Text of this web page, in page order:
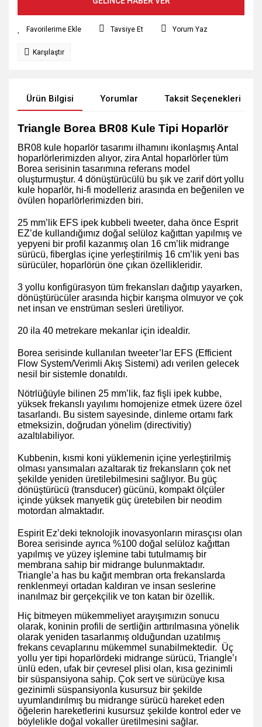
Tavsiye Et Yorum Yaz
Karşılaştır
Ürün Bilgisi Yorumlar Taksit Seçenekleri
Triangle Borea BR08 Kule Tipi Hoparlör
BR08 kule hoparlör tasarımı ilhamını ikonlaşmış Antal
hoparlörlerimizden alıyor, zira Antal hoparlörler tüm
Borea serisinin tasarımına referans model
oluşturmuştur. 4 dönüştürücülü bu şık ve zarif dört yollu
kule hoparlör, hi-fi modelleriz arasında en beğenilen ve
övülen hoparlörlerimizden biri.
25 mm’lik EFS ipek kubbeli tweeter, daha önce Esprit
EZ’de kullandığımız doğal selüloz kağıttan yapılmış ve
yepyeni bir profil kazanmış olan 16 cm’lik midrange
sürücü, fiberglas içine yerleştirilmiş 16 cm’lik yeni bas
sürücüler, hoparlörün öne çıkan özellikleridir.
3 yollu konfigürasyon tüm frekansları dağıtıp yayarken,
dönüştürücüler arasında hiçbir karışma olmuyor ve çok
net insan ve enstrüman sesleri üretiliyor.
20 ila 40 metrekare mekanlar için idealdir.
Borea serisinde kullanılan tweeter’lar EFS (Efficient
Flow System/Verimli Akış Sistemi) adı verilen gelecek
nesil bir sistemle donatıldı.
Nötrlüğüyle bilinen 25 mm’lik, faz fişli ipek kubbe,
yüksek frekanslı yayılımı homojenize etmek üzere özel
tasarlandı. Bu sistem sayesinde, dinleme ortamı fark
etmeksizin, doğrudan yönelim (directivitiy)
azaltılabiliyor.
Kubbenin, kısmi koni yüklemenin içine yerleştirilmiş
olması yansımaları azaltarak tiz frekansların çok net
şekilde yeniden üretilebilmesini sağlıyor. Bu güç
dönüştürücü (transducer) gücünü, kompakt ölçüler
içinde yüksek manyetik güç üretebilen bir neodim
motordan almaktadır.
Espirit Ez’deki teknolojik inovasyonların mirasçısı olan
Borea serisinde ayrıca %100 doğal selüloz kağıttan
yapılmış ve yüzey işlemine tabi tutulmamış bir
membrana sahip bir midrange bulunmaktadır.
Triangle’a has bu kağıt membran orta frekanslarda
renklenmeyi ortadan kaldıran ve insan seslerine
inanılmaz bir gerçekçilik ve ton katan bir özellik.
Hiç bitmeyen mükemmeliyet arayışımızın sonucu
olarak, koninin profili de sertliğin arttırılmasına yönelik
olarak yeniden tasarlanmış olduğundan uzatılmış
frekans cevaplarınu mükemmel sunabilmektedir. Üç
yollu yer tipi hoparlördeki midrange sürücü, Triangle’ı
ünlü eden, ufak bir çevresel plisi olan, kısa gezinimli
bir süspansiyona sahip. Çok sert ve sürücüye kısa
gezinimli süspansiyonla kusursuz bir şekilde
uyumlandırılmış bu midrange sürücü hareket eden
öğelerin hareketlerini kusursuz şekilde kontrol eder ve
böylelikle doğal vokaller üretilmesini sağlar.